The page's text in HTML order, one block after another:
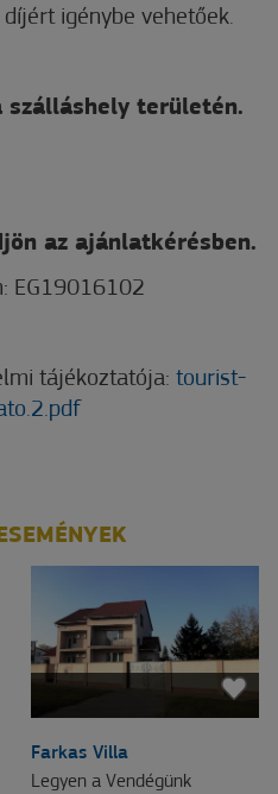
igénybe vehetőek.
szálláshely területén.
az ajánlatkérésben.
EG19016102
tájékoztatója: tourist-
Farkas Villa
Legyen a Vendégünk